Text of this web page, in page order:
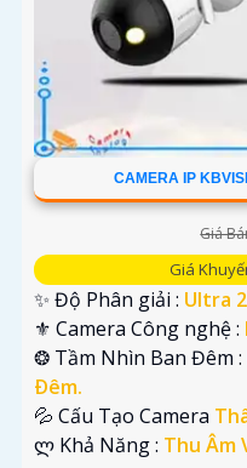
CAMERA IP
Giá
Giá
✨ Độ Phân giải : Ultra
⚜️ Camera Công nghệ :
❂ Tầm Nhìn Ban Đêm :
Ðêm.
💦 Cấu Tạo Camera
️ლ Khả Năng : Thu Âm